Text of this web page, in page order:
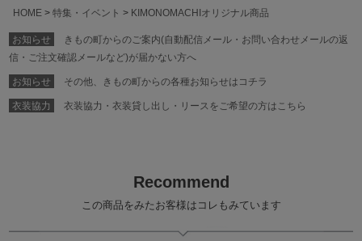
HOME
特集・イベント KIMONOMACHIオリジナル商品
お知らせ
きもの町からのご案内(自動配信メール・お問い合わせメールの返
信・ご注文確認メールなど)が届かない方へ
お知らせ その他、きもの町からの各種お知らせはコチラ
衣装協力 衣装協力・衣装貸し出し・リースをご希望の方はこちら
Recommend
この商品をみたお客様はコレもみています